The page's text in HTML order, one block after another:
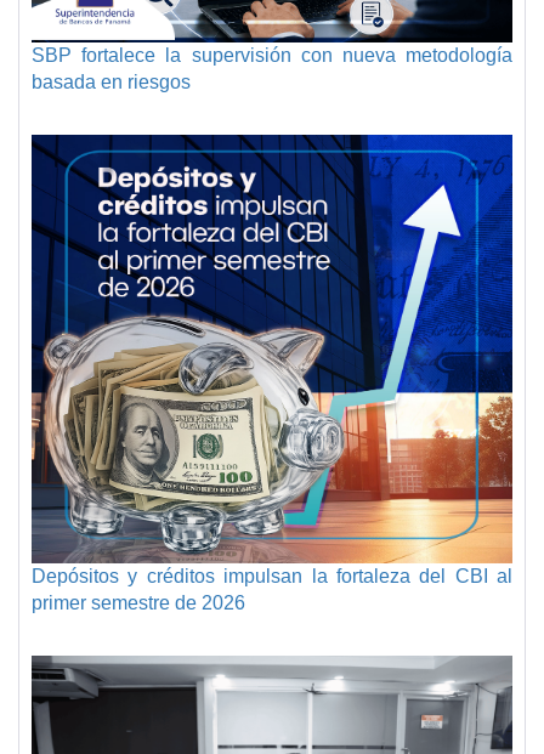
SBP fortalece la supervisión con nueva metodología
basada en riesgos
Depósitos y créditos impulsan la fortaleza del CBI al
primer semestre de 2026